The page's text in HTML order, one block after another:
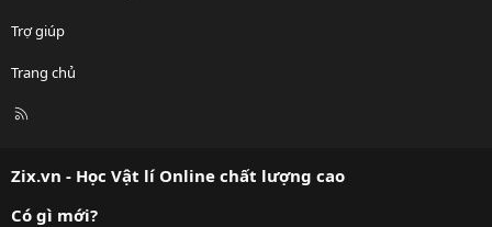
Trợ giúp
Trang chủ
R
Zix.vn - Học Vật lí Online chất lượng cao
Có gì mới?